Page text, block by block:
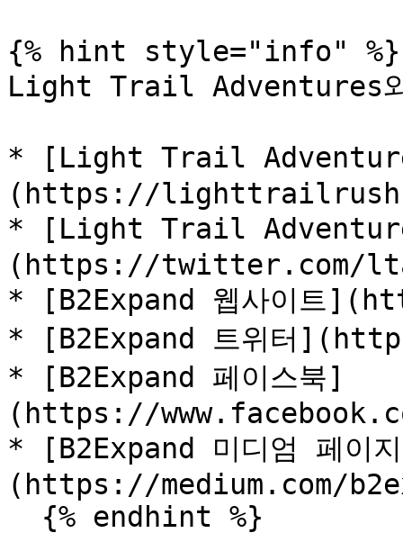
{% hint style="info" %}
Light Trail Adventures와
* [Light Trail
(https://
* [Light Trail
(https://twitter.com/
* [B2Expand 웹사이트
* [B2Expand 트위터
* [B2Expand 페이스북]
(https://
* [B2Expand 미디엄 페이
(https://medium.com/